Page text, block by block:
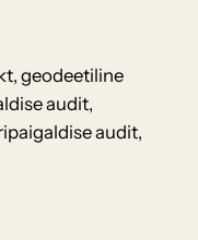
geodeetiline
audit,
audit,